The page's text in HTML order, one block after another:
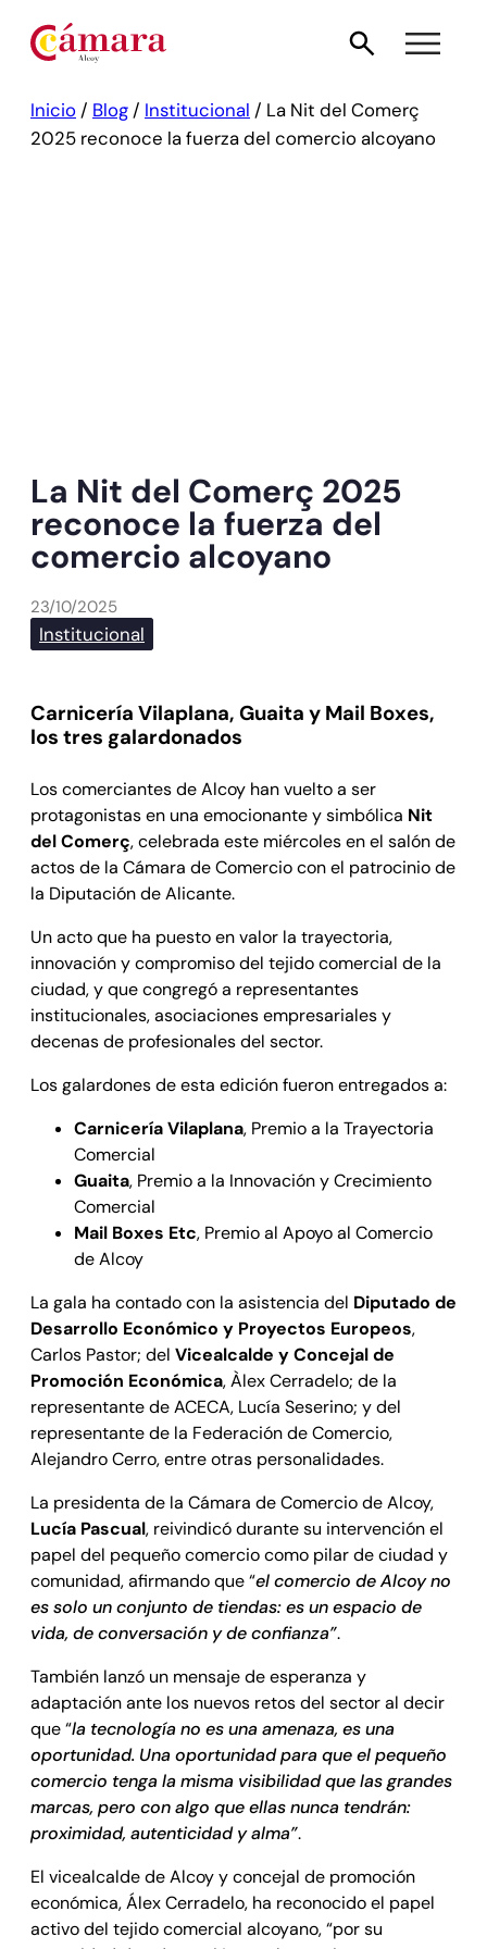
Inicio / Blog / Institucional / La Nit del Comerç
2025 reconoce la fuerza del comercio alcoyano
La Nit del Comerç 2025
reconoce la fuerza del
comercio alcoyano
23/10/2025
Institucional
Carnicería Vilaplana, Guaita y Mail Boxes,
los tres galardonados
Los comerciantes de Alcoy han vuelto a ser
protagonistas en una emocionante y simbólica Nit
del Comerç, celebrada este miércoles en el salón de
actos de la Cámara de Comercio con el patrocinio de
la Diputación de Alicante.
Un acto que ha puesto en valor la trayectoria,
innovación y compromiso del tejido comercial de la
ciudad, y que congregó a representantes
institucionales, asociaciones empresariales y
decenas de profesionales del sector.
Los galardones de esta edición fueron entregados a:
Carnicería Vilaplana, Premio a la Trayectoria
Comercial
Guaita, Premio a la Innovación y Crecimiento
Comercial
Mail Boxes Etc, Premio al Apoyo al Comercio
de Alcoy
La gala ha contado con la asistencia del Diputado de
Desarrollo Económico y Proyectos Europeos,
Carlos Pastor; del Vicealcalde y Concejal de
Promoción Económica, Àlex Cerradelo; de la
representante de ACECA, Lucía Seserino; y del
representante de la Federación de Comercio,
Alejandro Cerro, entre otras personalidades.
La presidenta de la Cámara de Comercio de Alcoy,
Lucía Pascual, reivindicó durante su intervención el
papel del pequeño comercio como pilar de ciudad y
comunidad, afirmando que “el comercio de Alcoy no
es solo un conjunto de tiendas: es un espacio de
vida, de conversación y de confianza”.
También lanzó un mensaje de esperanza y
adaptación ante los nuevos retos del sector al decir
que “la tecnología no es una amenaza, es una
oportunidad. Una oportunidad para que el pequeño
comercio tenga la misma visibilidad que las grandes
marcas, pero con algo que ellas nunca tendrán:
proximidad, autenticidad y alma”.
El vicealcalde de Alcoy y concejal de promoción
económica, Álex Cerradelo, ha reconocido el papel
activo del tejido comercial alcoyano, “por su